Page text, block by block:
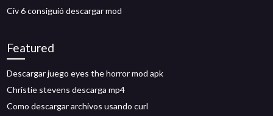
Civ 6 consiguió descargar mod
Featured
Descargar juego eyes the horror mod apk
Christie stevens descarga mp4
Como descargar archivos usando curl